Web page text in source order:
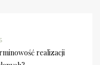
realizacji